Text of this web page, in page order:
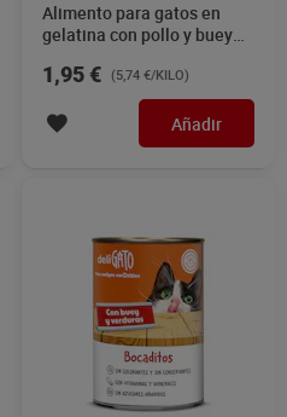
Alimento para gatos en
gelatina con pollo y buey
1,95 € (5,74 €/KILO)
Añadir